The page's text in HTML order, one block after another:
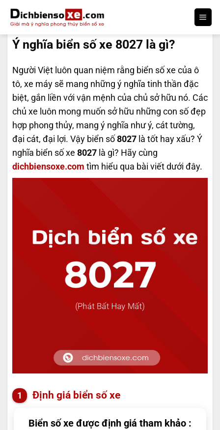
qua
nội
dungÝ nghĩa biển số xe 8027 là gì?
Người Việt luôn quan niệm rằng biển số xe của ô
tô, xe máy sẽ mang những ý nghĩa tinh thần đặc
biệt, gắn liền với vận mệnh của chủ sở hữu nó. Các
chủ xe luôn mong muốn sở hữu những con số đẹp
hợp phong thủy, mang ý nghĩa như ý, cát tường,
đại cát, đại lợi. Vậy biển số 8027 là tốt hay xấu? Ý
nghĩa biển số xe 8027 là gì? Hãy cùng
dichbiensoxe.com tìm hiểu qua bài viết dưới đây.
Định giá biển số xe
Biển số xe được định giá tham khảo :